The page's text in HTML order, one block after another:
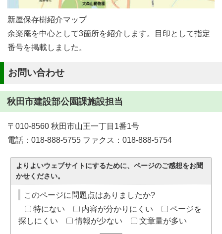
新屋保存樹紹介マップ
余楽庵を中心として3箇所を紹介します。目印として指定
番号を掲載しました。
お問い合わせ
秋田市建設部公園課施設担当
〒010-8560 秋田市山王一丁目1番1号
電話：018-888-5755 ファクス：018-888-5754
よりよいウェブサイトにするために、ページのご感想をお聞
かせください。
このページに問題点はありましたか?
特にない
内容が分かりにくい
ページを
探しにくい
情報が少ない 文章量が多い